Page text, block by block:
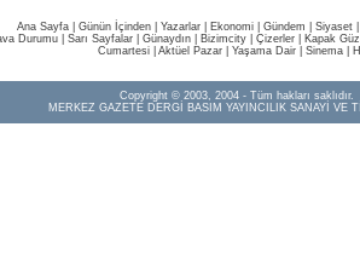
Ana Sayfa| Günün İçinden| Yazarlar| Ekonomi| Gündem Siyaset
Durumu Sarı Sayfalar Günaydın Bizimcity Çizerler
Kapak
Cumartesi
Aktüel Pazar Yaşama Dair Sinema
Copyright © 2003, 2004 - Tüm hakları saklıdır.
MERKEZ GAZETE DERGİ BASIM YAYINCILIK SANAYİ VE